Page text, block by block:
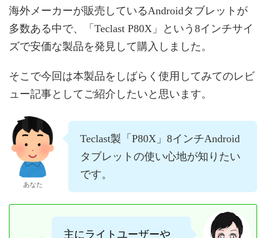
海外メーカーが販売しているAndroidタブレットが
多数ある中で、「Teclast P80X」という8インチサイ
ズで安価な製品を発見して購入しました。
そこで今回は本製品をしばらく使用してみてのレビ
ュー記事としてご紹介したいと思います。
あなた
Teclast製「P80X」8インチAndroid
タブレットの使い心地が知りたい
です。
主にライトユーザーや